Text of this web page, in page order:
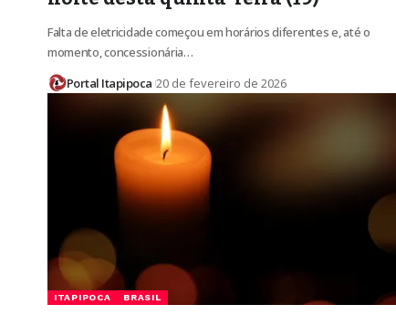
Falta de eletricidade começou em horários diferentes e, até o
momento, concessionária…
Portal Itapipoca 20 de fevereiro de 2026
ITAPIPOCA BRASIL